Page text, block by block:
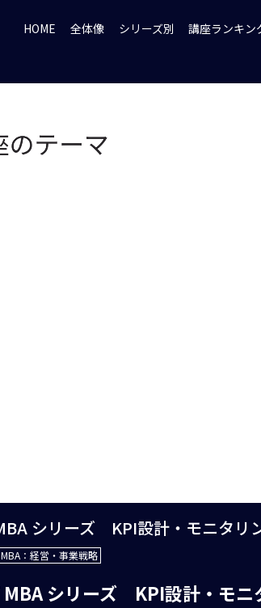
HOME 全体像 シリーズ別 講座ランキン
シリーズ KPI設計・モニタリ
MBA：経営・事業戦略
MBA シリーズ KPI設計・モニ